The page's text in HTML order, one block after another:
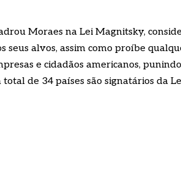
Moraes na Lei Magnitsky,
seus alvos, assim como proíbe
e cidadãos americanos,
de 34 países são signatários da